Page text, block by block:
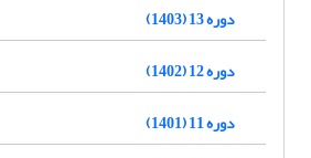
دوره 13 (1403)
دوره 12 (1402)
دوره 11 (1401)